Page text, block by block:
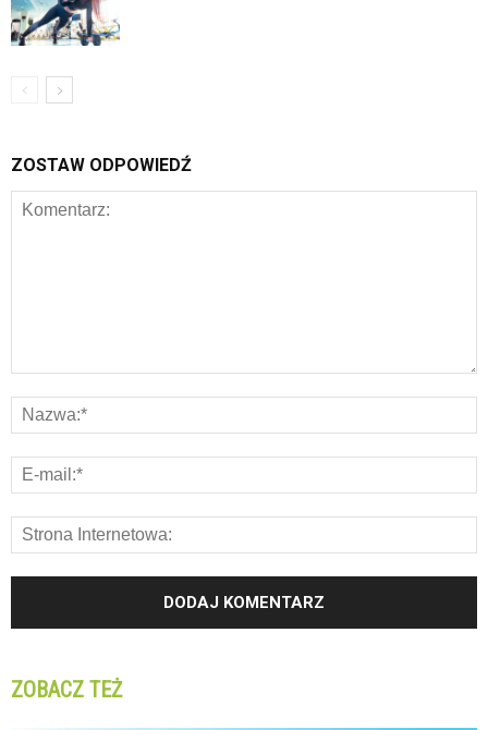
ZOSTAW ODPOWIEDŹ
ZOBACZ TEŻ